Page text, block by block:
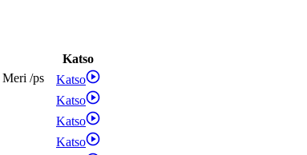
Katso
Meri /ps
Katso
Katso
Katso
Katso